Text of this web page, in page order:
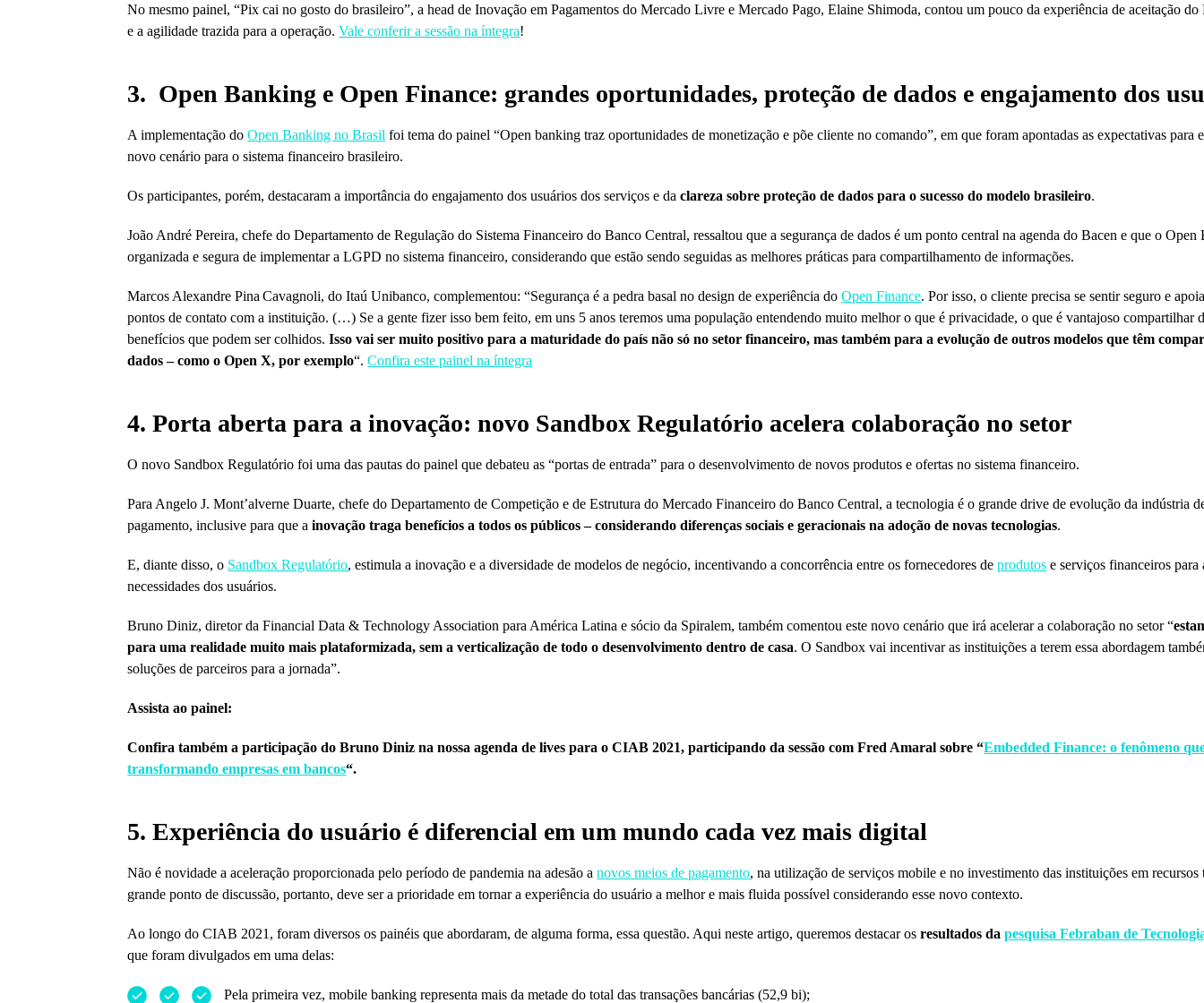
No mesmo painel, “Pix cai no gosto do brasileiro”, a head de Inovação em Pagamentos do Mercado Livre e Mercado Pago, Elaine Shimoda, contou um pouco da experiência de aceitação
e a agilidade trazida para a operação.Vale conferir a sessão na íntegra!
3. Open Banking e Open Finance: grandes oportunidades, proteção de dados e engajamento dos
A implementação doOpen Banking no Brasil foi tema do painel “Open banking traz oportunidades de monetização e põe cliente no comando”, em que foram apontadas as expectativas para
novo cenário para o sistema financeiro brasileiro.
Os participantes, porém, destacaram a importância do engajamento dos usuários dos serviços e daclareza sobre proteção de dados para o sucesso do modelo brasileiro.
João André Pereira, chefe do Departamento de Regulação do Sistema Financeiro do Banco Central, ressaltou que a segurança de dados é um ponto central na agenda do Bacen e que o
organizada e segura de implementar a LGPD no sistema financeiro, considerando que estão sendo seguidas as melhores práticas para compartilhamento de informações.
Marcos Alexandre Pina Cavagnoli, do Itaú Unibanco, complementou: “Segurança é a pedra basal no design de experiência doOpen Finance. Por isso, o cliente precisa se sentir seguro e
pontos de contato com a instituição. (…) Se a gente fizer isso bem feito, em uns 5 anos teremos uma população entendendo muito melhor o que é privacidade, o que é vantajoso compartilhar
benefícios que podem ser colhidos.Isso vai ser muito positivo para a maturidade do país não só no setor financeiro, mas também para a evolução de outros modelos que têm
dados – como o Open X, por exemplo“.Confira este painel na íntegra
4. Porta aberta para a inovação: novo Sandbox Regulatório acelera colaboração no setor
O novo Sandbox Regulatório foi uma das pautas do painel que debateu as “portas de entrada” para o desenvolvimento de novos produtos e ofertas no sistema financeiro.
Para Angelo J. Mont’alverne Duarte, chefe do Departamento de Competição e de Estrutura do Mercado Financeiro do Banco Central, a tecnologia é o grande drive de evolução da indústria
pagamento, inclusive para que ainovação traga benefícios a todos os públicos – considerando diferenças sociais e geracionais na adoção de novas tecnologias.
E, diante disso, o Sandbox Regulatório, estimula a inovação e a diversidade de modelos de negócio, incentivando a concorrência entre os fornecedores deprodutos e serviços financeiros para
necessidades dos usuários.
Bruno Diniz, diretor da Financial Data & Technology Association para América Latina e sócio da Spiralem, também comentou este novo cenário que irá acelerar a colaboração no setor “
para uma realidade muito mais plataformizada, sem a verticalização de todo o desenvolvimento dentro de casa. O Sandbox vai incentivar as instituições a terem essa abordagem
soluções de parceiros para a jornada”.
Assista ao painel:
Confira também a participação do Bruno Diniz na nossa agenda de lives para o CIAB 2021, participando da sessão com Fred Amaral sobre “Embedded Finance: o fenômeno
transformando empresas em bancos“.
5. Experiência do usuário é diferencial em um mundo cada vez mais digital
Não é novidade a aceleração proporcionada pelo período de pandemia na adesão anovos meios de pagamento, na utilização de serviços mobile e no investimento das instituições em
grande ponto de discussão, portanto, deve ser a prioridade em tornar a experiência do usuário a melhor e mais fluida possível considerando esse novo contexto.
Ao longo do CIAB 2021, foram diversos os painéis que abordaram, de alguma forma, essa questão. Aqui neste artigo, queremos destacar osresultados dapesquisa Febraban de
que foram divulgados em uma delas:
Pela primeira vez, mobile banking representa mais da metade do total das transações bancárias (52,9 bi);